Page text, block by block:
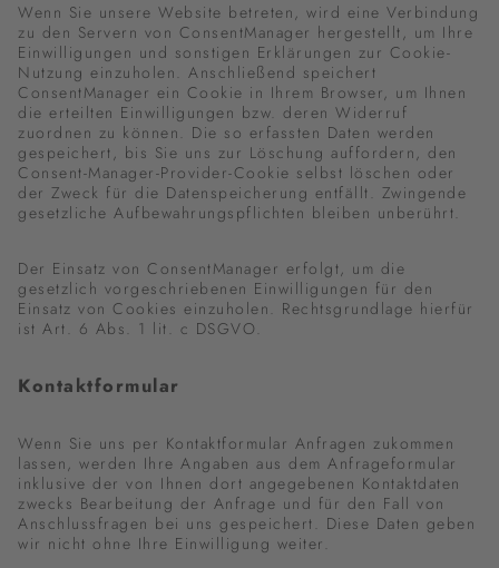
Wenn Sie unsere Website betreten, wird eine Verbindung
zu den Servern von ConsentManager hergestellt, um Ihre
Einwilligungen und sonstigen Erklärungen zur Cookie-
Nutzung einzuholen. Anschließend speichert
ConsentManager ein Cookie in Ihrem Browser, um Ihnen
die erteilten Einwilligungen bzw. deren Widerruf
zuordnen zu können. Die so erfassten Daten werden
gespeichert, bis Sie uns zur Löschung auffordern, den
Consent-Manager-Provider-Cookie selbst löschen oder
der Zweck für die Datenspeicherung entfällt. Zwingende
gesetzliche Aufbewahrungspflichten bleiben unberührt.
Der Einsatz von ConsentManager erfolgt, um die
gesetzlich vorgeschriebenen Einwilligungen für den
Einsatz von Cookies einzuholen. Rechtsgrundlage hierfür
ist Art. 6 Abs. 1 lit. c DSGVO.
Kontaktformular
Wenn Sie uns per Kontaktformular Anfragen zukommen
lassen, werden Ihre Angaben aus dem Anfrageformular
inklusive der von Ihnen dort angegebenen Kontaktdaten
zwecks Bearbeitung der Anfrage und für den Fall von
Anschlussfragen bei uns gespeichert. Diese Daten geben
wir nicht ohne Ihre Einwilligung weiter.